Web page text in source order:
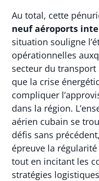
Au total, cette
neuf aéroports
situation souligne
opérationnelles
secteur du transport
que la crise
compliquer
dans la région.
aérien cubain se
défis sans
épreuve la
tout en incitant les
stratégies